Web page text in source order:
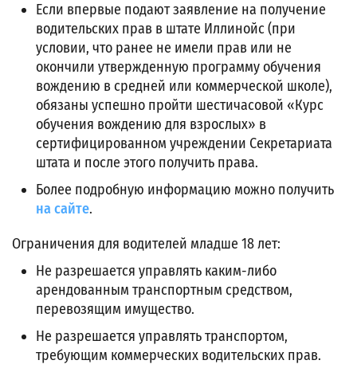
Если впервые подают заявление на получение
водительских прав в штате Иллинойс (при
условии, что ранее не имели прав или не
окончили утвержденную программу обучения
вождению в средней или коммерческой школе),
обязаны успешно пройти шестичасовой «Курс
обучения вождению для взрослых» в
сертифицированном учреждении Секретариата
штата и после этого получить права.
Более подробную информацию можно получить
на сайте.
Ограничения для водителей младше 18 лет:
Не разрешается управлять каким-либо
арендованным транспортным средством,
перевозящим имущество.
Не разрешается управлять транспортом,
требующим коммерческих водительских прав.